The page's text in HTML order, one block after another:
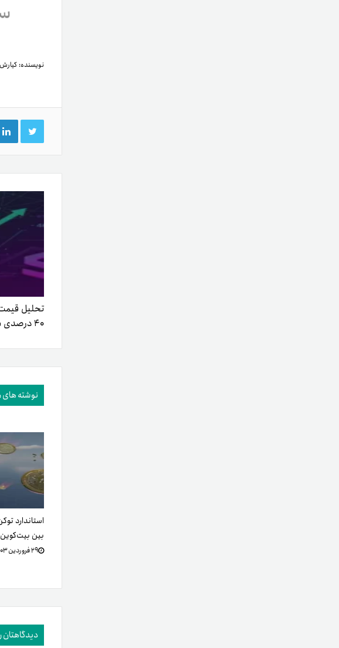
نویسنده:
توییتر
۴۰ درصدی سولانا را بزند؟
نوشته های
بین بیت‌‌کوین
۲۹ فروردین ۱۴۰۳
دیدگاهتان